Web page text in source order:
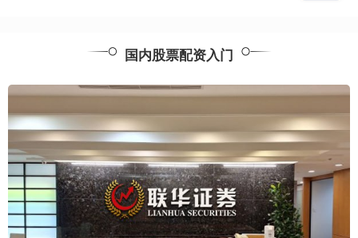
国内股票配资入门